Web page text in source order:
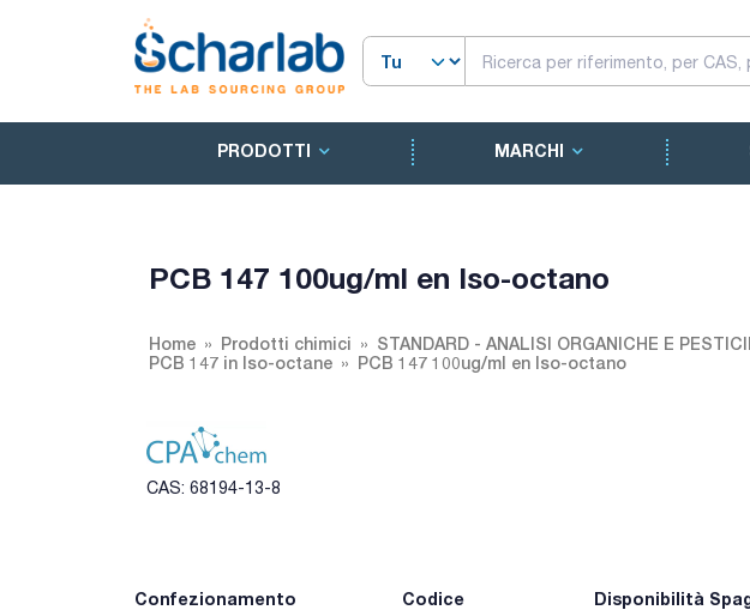
PRODOTTI MARCHI
PCB 147 100ug/ml en Iso-octano
Home Prodotti chimici
STANDARD - ANALISI ORGANICHE E
PCB 147 in Iso-octane
PCB 147 100ug/ml en Iso-octano
CAS: 68194-13-8
Confezionamento Codice Disponibilità